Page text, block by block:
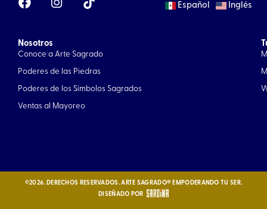
a
b
o
o
n
g
r
a
Español Inglés
Nosotros
Conoce a Arte Sagrado
Poderes de las Piedras
Poderes de los Símbolos Sagrados
Ventas al Mayoreo
©2026. DERECHOS RESERVADOS. ARTE SAGRADO® EMPODERANDO TU SER.
DISEÑADO POR